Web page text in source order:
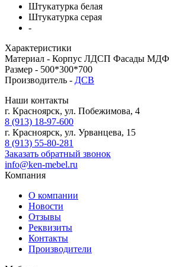
Штукатурка белая
Штукатурка серая
-
Характеристики
Материал - Корпус ЛДСП Фасады МДФ
Размер - 500*300*700
Производитель - ДСВ
Наши контакты
г. Красноярск, ул. Побежимова, 4
8 (913) 18-97-600
г. Красноярск, ул. Урванцева, 15
8 (913) 55-80-281
Заказать обратный звонок
info@ken-mebel.ru
Компания
О компании
Новости
Отзывы
Реквизиты
Контакты
Производители